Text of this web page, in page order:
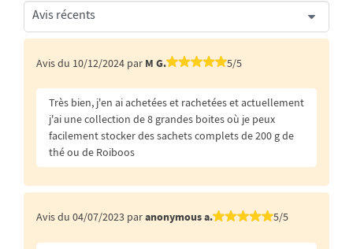
Avis du 10/12/2024 par M G. 5/5
Très bien, j'en ai achetées et rachetées et actuellement
j'ai une collection de 8 grandes boites où je peux
facilement stocker des sachets complets de 200 g de
thé ou de Roiboos
Avis du 04/07/2023 paranonymous a. 5/5